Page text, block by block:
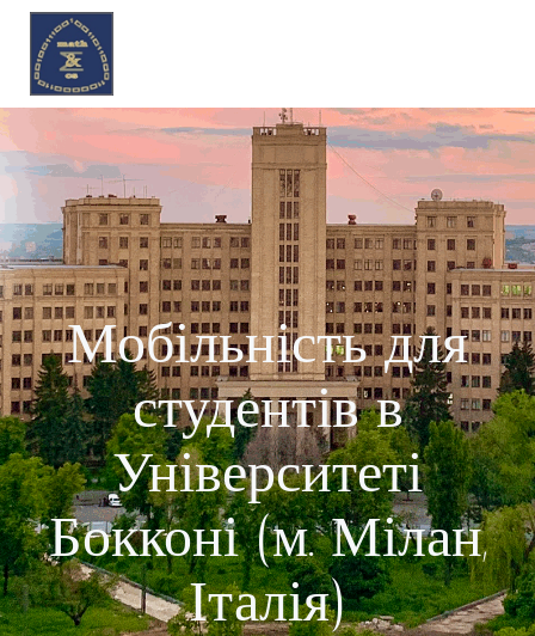
Мобільність для
студентів в
Університеті
Бокконі (м. Мілан,
Італія)